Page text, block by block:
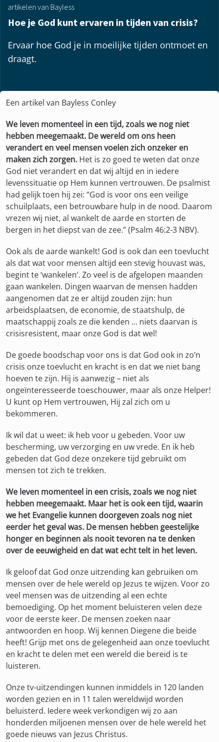
artikelen van Bayless
Hoe je God kunt ervaren in tijden van crisis?
Ervaar hoe God je in moeilijke tijden ontmoet en
draagt.
Een artikel van Bayless Conley
We leven momenteel in een tijd, zoals we nog niet
hebben meegemaakt. De wereld om ons heen
verandert en veel mensen voelen zich onzeker en
maken zich zorgen. Het is zo goed te weten dat onze
God niet verandert en dat wij altijd en in iedere
levenssituatie op Hem kunnen vertrouwen. De psalmist
had gelijk toen hij zei: “God is voor ons een veilige
schuilplaats, een betrouwbare hulp in de nood. Daarom
vrezen wij niet, al wankelt de aarde en storten de
bergen in het diepst van de zee.” (Psalm 46:2-3 NBV).
Ook als de aarde wankelt! God is ook dan een toevlucht
als dat wat voor mensen altijd een stevig houvast was,
begint te ‘wankelen’. Zo veel is de afgelopen maanden
gaan wankelen. Dingen waarvan de mensen hadden
aangenomen dat ze er altijd zouden zijn: hun
arbeidsplaatsen, de economie, de staatshulp, de
maatschappij zoals ze die kenden … niets daarvan is
crisisresistent, maar onze God is dat wel!
De goede boodschap voor ons is dat God ook in zo’n
crisis onze toevlucht en kracht is en dat we niet bang
hoeven te zijn. Hij is aanwezig – niet als
ongeïnteresseerde toeschouwer, maar als onze Helper!
U kunt op Hem vertrouwen, Hij zal zich om u
bekommeren.
Ik wil dat u weet: ik heb voor u gebeden. Voor uw
bescherming, uw verzorging en uw vrede. En ik heb
gebeden dat God deze onzekere tijd gebruikt om
mensen tot zich te trekken.
We leven momenteel in een crisis, zoals we nog niet
hebben meegemaakt. Maar het is ook een tijd, waarin
we het Evangelie kunnen doorgeven zoals nog niet
eerder het geval was. De mensen hebben geestelijke
honger en beginnen als nooit tevoren na te denken
over de eeuwigheid en dat wat echt telt in het leven.
Ik geloof dat God onze uitzending kan gebruiken om
mensen over de hele wereld op Jezus te wijzen. Voor zo
veel mensen was de uitzending al een echte
bemoediging. Op het moment beluisteren velen deze
voor de eerste keer. De mensen zoeken naar
antwoorden en hoop. Wij kennen Diegene die beide
heeft! Grijp met ons de gelegenheid aan onze toevlucht
en kracht te delen met een wereld die bereid is te
luisteren.
Onze tv-uitzendingen kunnen inmiddels in 120 landen
worden gezien en in 11 talen wereldwijd worden
beluisterd. Iedere week verkondigen wij zo aan
honderden miljoenen mensen over de hele wereld het
goede nieuws van Jezus Christus.